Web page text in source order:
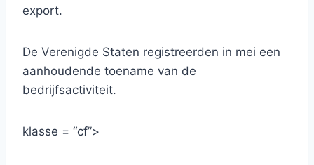
export.
De Verenigde Staten registreerden in mei een
aanhoudende toename van de
bedrijfsactiviteit.
klasse = “cf”>